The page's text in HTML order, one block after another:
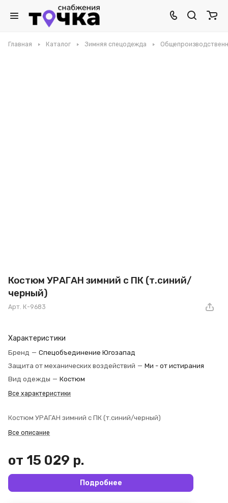
Главная Каталог Зимняя спецодежда
Костюм УРАГАН зимний с ПК (т.синий/
черный)
Арт. К-9683
Характеристики
Бренд — Спецобъединение Югозапад
Защита от механических воздействий — Ми - от истирания
Вид одежды — Костюм
Все характеристики
Костюм УРАГАН зимний с ПК (т.синий/черный)
Все описание
от 15 029 р.
Подробнее